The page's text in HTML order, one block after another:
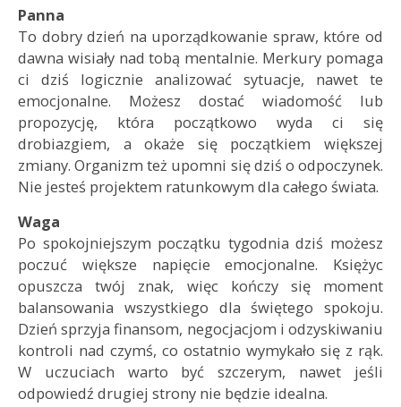
Panna
To dobry dzień na uporządkowanie spraw, które od
dawna wisiały nad tobą mentalnie. Merkury pomaga
ci dziś logicznie analizować sytuacje, nawet te
emocjonalne. Możesz dostać wiadomość lub
propozycję, która początkowo wyda ci się
drobiazgiem, a okaże się początkiem większej
zmiany. Organizm też upomni się dziś o odpoczynek.
Nie jesteś projektem ratunkowym dla całego świata.
Waga
Po spokojniejszym początku tygodnia dziś możesz
poczuć większe napięcie emocjonalne. Księżyc
opuszcza twój znak, więc kończy się moment
balansowania wszystkiego dla świętego spokoju.
Dzień sprzyja finansom, negocjacjom i odzyskiwaniu
kontroli nad czymś, co ostatnio wymykało się z rąk.
W uczuciach warto być szczerym, nawet jeśli
odpowiedź drugiej strony nie będzie idealna.